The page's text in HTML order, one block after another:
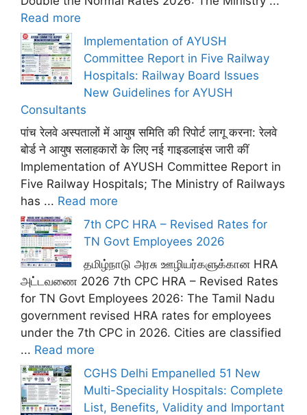
Read more
Implementation of AYUSH
Committee Report in Five Railway
Hospitals: Railway Board Issues
New Guidelines for AYUSH
Consultants
पांच रेलवे अस्पतालों में आयुष समिति की रिपोर्ट लागू करना: रेलवे
बोर्ड ने आयुष सलाहकारों के लिए नई गाइडलाइंस जारी कीं
Implementation of AYUSH Committee Report in
Five Railway Hospitals; The Ministry of Railways
has ... Read more
7th CPC HRA – Revised Rates for
TN Govt Employees 2026
தமிழ்நாடு அரசு ஊழியர்களுக்கான HRA
அட்டவணை 2026 7th CPC HRA – Revised Rates
for TN Govt Employees 2026: The Tamil Nadu
government revised HRA rates for employees
under the 7th CPC in 2026. Cities are classified
... Read more
CGHS Delhi Empanelled 51 New
Multi-Speciality Hospitals: Complete
List, Benefits, Validity and Important